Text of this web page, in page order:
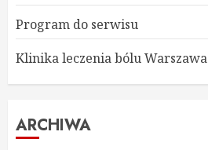
Program do serwisu
Klinika leczenia bólu Warszawa
ARCHIWA